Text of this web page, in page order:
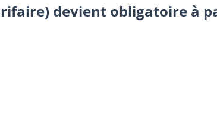
devient obligatoire à